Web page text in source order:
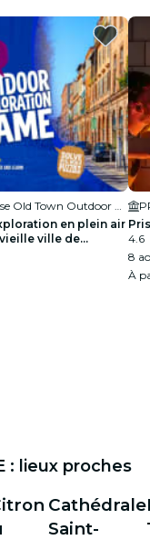
en plein air
ville de
4.6
8
À
: lieux proches
Cathédrale
Saint-